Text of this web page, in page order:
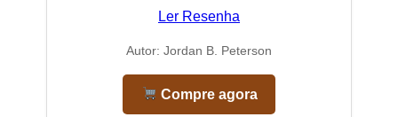
Ler Resenha
Autor: Jordan B. Peterson
Compre agora